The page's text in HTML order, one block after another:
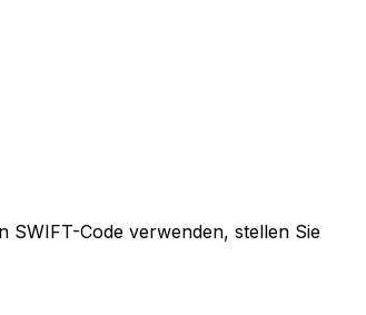
SWIFT-Code verwenden, stellen Sie